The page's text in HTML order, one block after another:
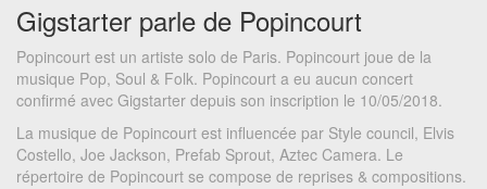
Gigstarter parle de Popincourt
Popincourt est un artiste solo de Paris. Popincourt joue de la
musique Pop, Soul & Folk. Popincourt a eu aucun concert
confirmé avec Gigstarter depuis son inscription le 10/05/2018.
La musique de Popincourt est influencée par Style council, Elvis
Costello, Joe Jackson, Prefab Sprout, Aztec Camera. Le
répertoire de Popincourt se compose de reprises & compositions.